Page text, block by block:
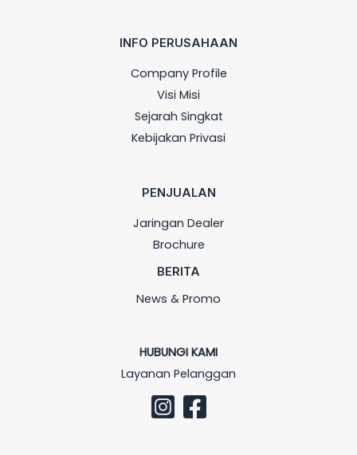
INFO PERUSAHAAN
Company Profile
Visi Misi
Sejarah Singkat
Kebijakan Privasi
PENJUALAN
Jaringan Dealer
Brochure
BERITA
News & Promo
HUBUNGI KAMI
Layanan Pelanggan